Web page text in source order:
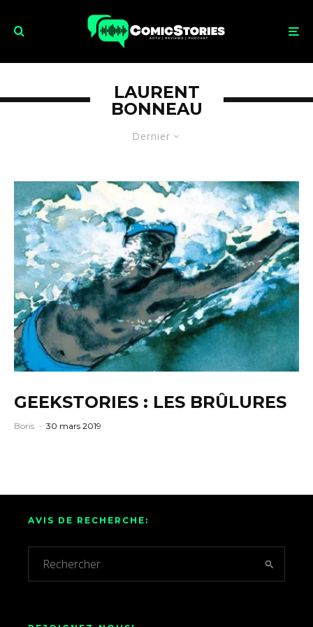
Dernier
LAURENT
BONNEAU
GEEKSTORIES : LES BRÛLURES
Boris · 30 mars 2019
AVIS DE RECHERCHE: